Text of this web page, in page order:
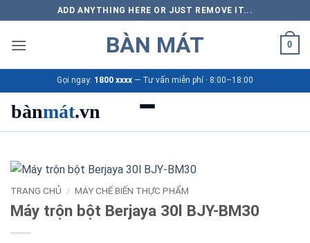
qua
nội
ADD ANYTHING HERE OR JUST REMOVE IT...
BÀN MÁT 0
Gọi ngay: 1800 xxxx — Tư vấn miễn phí · 8:00–18:00
bànmát.vn
Sản phẩm
Thương hiệu
TRANG CHỦ / MÁY CHẾ BIẾN THỰC PHẨM
Máy trộn bột Berjaya 30l BJY-BM30